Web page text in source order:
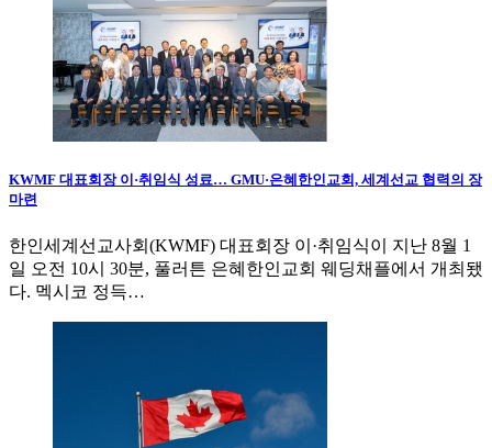
KWMF 대표회장 이·취임식 성료… GMU·은혜한인교회, 세계선교 협력의 장
마련
한인세계선교사회(KWMF) 대표회장 이·취임식이 지난 8월 1
일 오전 10시 30분, 풀러튼 은혜한인교회 웨딩채플에서 개최됐
다. 멕시코 정득…